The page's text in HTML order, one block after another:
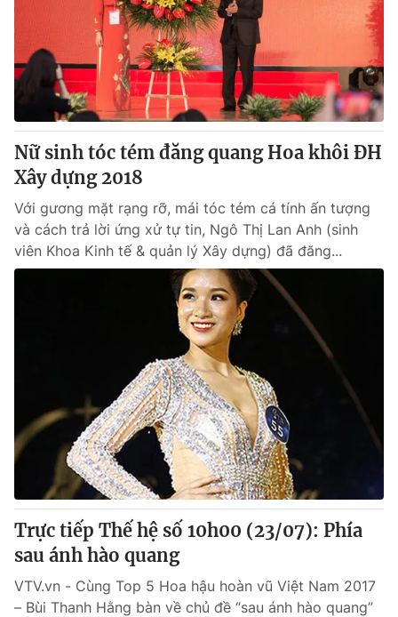
Cơ quan báo chí:Thời báo VTV
Giấy phép hoạt động báo in và báo điện tử số 483/GP-BTTTT
cấp ngày 29/12/2023
Tổng Biên tập:
Vũ Thanh Thủy
Phó Tổng Biên tập:Nguyễn Thị Mỹ Hạnh, Phạm Quốc Thắng,
Nguyễn Trọng Ninh
Tổng đài VTV:024.38 355 931 - 024.38 355 932
Ðiện thoại Thời báo VTV:
Email:toasoan@vtv.vn
Liên hệ quảng cáo:024-7300.7108
® Cấm sao chép dưới mọi hình thức nếu không có sự chấp
thuận bằng văn bản. Ghi rõ nguồn VTV.vn khi phát hành lại
thông tin từ website này.
Nữ sinh tóc tém đăng quang Hoa khôi ĐH
Xây dựng 2018
Với gương mặt rạng rỡ, mái tóc tém cá tính ấn tượng
và cách trả lời ứng xử tự tin, Ngô Thị Lan Anh (sinh
viên Khoa Kinh tế & quản lý Xây dựng) đã đăng...
Trực tiếp Thế hệ số 10h00 (23/07): Phía
sau ánh hào quang
VTV.vn - Cùng Top 5 Hoa hậu hoàn vũ Việt Nam 2017
– Bùi Thanh Hằng bàn về chủ đề “sau ánh hào quang”